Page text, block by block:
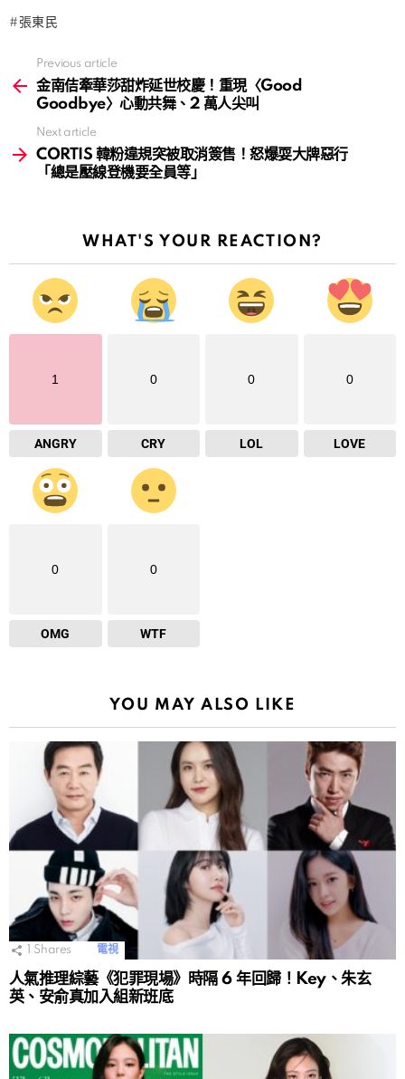
張東民
more
Previous article
金南佶牽華莎甜炸延世校慶！重現〈Good
Goodbye〉心動共舞、2 萬人尖叫
Next article
CORTIS 韓粉違規突被取消簽售！怒爆耍大牌惡行
「總是壓線登機要全員等」
WHAT'S YOUR REACTION?
1
ANGRY
0
CRY
0
LOL
0
LOVE
0
OMG
0
WTF
YOU MAY ALSO LIKE
Shares 電視
人氣推理綜藝《犯罪現場》時隔 6 年回歸！Key、朱玄
英、安俞真加入組新班底